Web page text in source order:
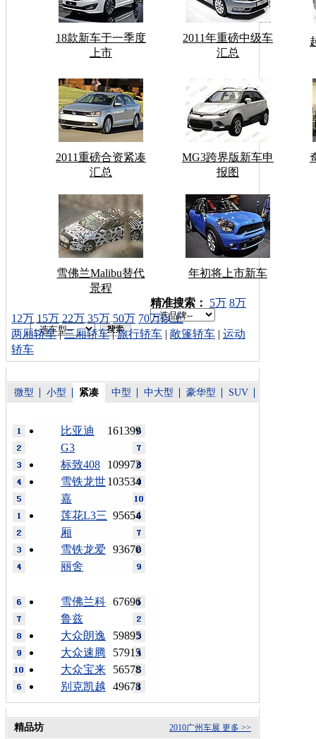
18款新车于一季度
上市
2011年重磅中级车
汇总
2011重磅合资紧凑
汇总
MG3跨界版新车申
报图
雪佛兰Malibu替代
景程
年初将上市新车
车型搜索：
精准搜索： 5万 8万
12万 15万 22万 35万 50万 70万以上
两厢轿车|三厢轿车|旅行轿车 | 敞篷轿车 | 运动
轿车
微型 小型 紧凑 中型 中大型 豪华型 SUV
161399
比亚迪
G3
109973
标致408
103534
雪铁龙世
嘉
95654
莲花L3三
厢
93670
雪铁龙爱
丽舍
67696
雪佛兰科
鲁兹
59895
大众朗逸
57915
大众速腾
56578
大众宝来
49678
别克凯越
更多 >>
2010广州车展
精品坊